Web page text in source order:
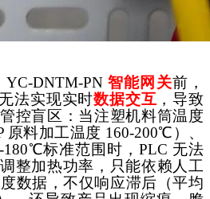
YC-DNTM-PN 智能网关前，
法实现实时数据交互 ，导致
控盲区：当注塑机料筒温度
原料加工温度 160-200℃）、
标准范围时，PLC 无法
整加热功率，只能依赖人工
数据，不仅响应滞后（平均